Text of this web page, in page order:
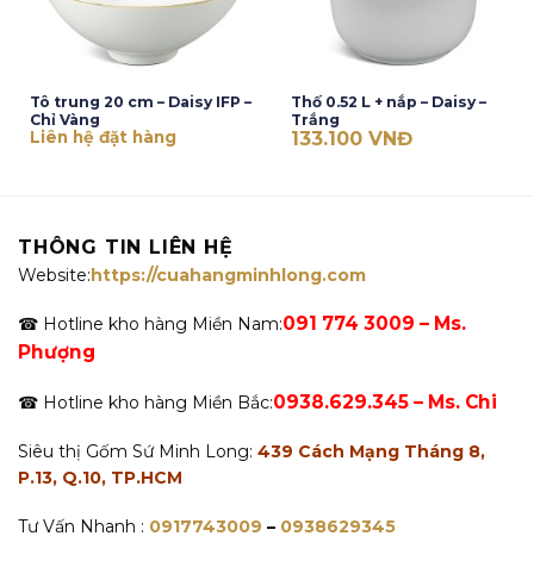
Tô trung 20 cm – Daisy IFP –
Chỉ Vàng
Liên hệ đặt hàng
Thố 0.52 L + nắp – Daisy –
Trắng
133.100 VNĐ
THÔNG TIN LIÊN HỆ
Website:https://cuahangminhlong.com
☎ Hotline kho hàng Miền Nam:091 774 3009 – Ms.
Phượng
☎ Hotline kho hàng Miền Bắc:0938.629.345 – Ms. Chi
Siêu thị Gốm Sứ Minh Long: 439 Cách Mạng Tháng 8,
P.13, Q.10, TP.HCM
Tư Vấn Nhanh : 0917743009 – 0938629345